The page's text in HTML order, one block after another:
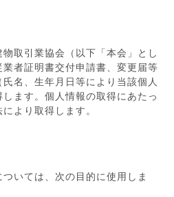
取引業協会（以下「本会」とし
者証明書交付申請書、変更届等
名、生年月日等により当該個人
ます。個人情報の取得にあたっ
より取得します。
いては、次の目的に使用しま